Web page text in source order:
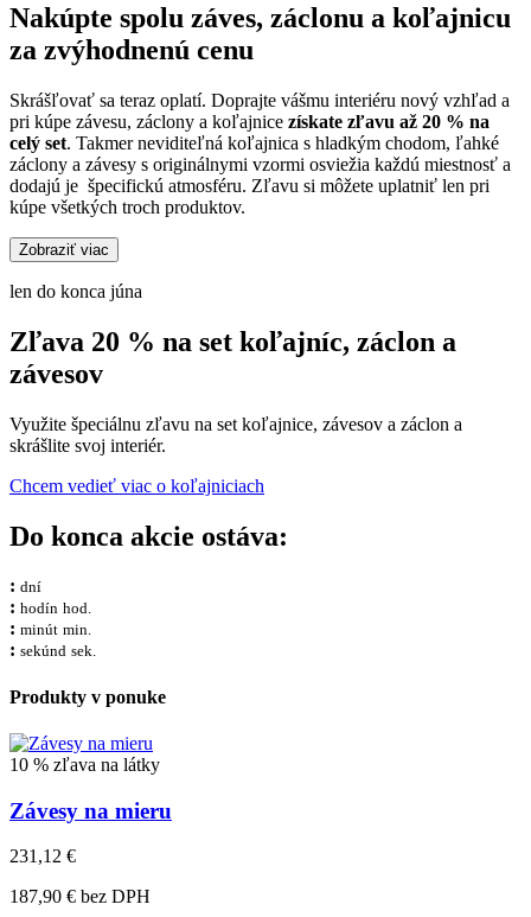
Nakúpte spolu záves, záclonu a koľajnicu
za zvýhodnenú cenu
Skrášľovať sa teraz oplatí. Doprajte vášmu interiéru nový vzhľad a
pri kúpe závesu, záclony a koľajnice získate zľavu až 20 % na
celý set. Takmer neviditeľná koľajnica s hladkým chodom, ľahké
záclony a závesy s originálnymi vzormi osviežia každú miestnosť a
dodajú je špecifickú atmosféru. Zľavu si môžete uplatniť len pri
kúpe všetkých troch produktov.
Zobraziť viac
len do konca júna
Zľava 20 % na set koľajníc, záclon a
závesov
Využite špeciálnu zľavu na set koľajnice, závesov a záclon a
skrášlite svoj interiér.
Chcem vedieť viac o koľajniciach
Do konca akcie ostáva:
: dní
: hodín hod.
: minút min.
: sekúnd sek.
Produkty v ponuke
10 % zľava na látky
Závesy na mieru
231,12 €
187,90 € bez DPH